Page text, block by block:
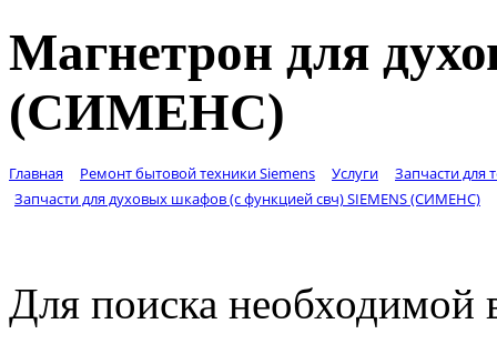
Магнетрон для
(СИМЕНС)
Главная Ремонт бытовой техники Siemens Услуги
Запчасти для
Запчасти для духовых шкафов (с функцией свч) SIEMENS (СИМЕНС)
Для поиска необходимой